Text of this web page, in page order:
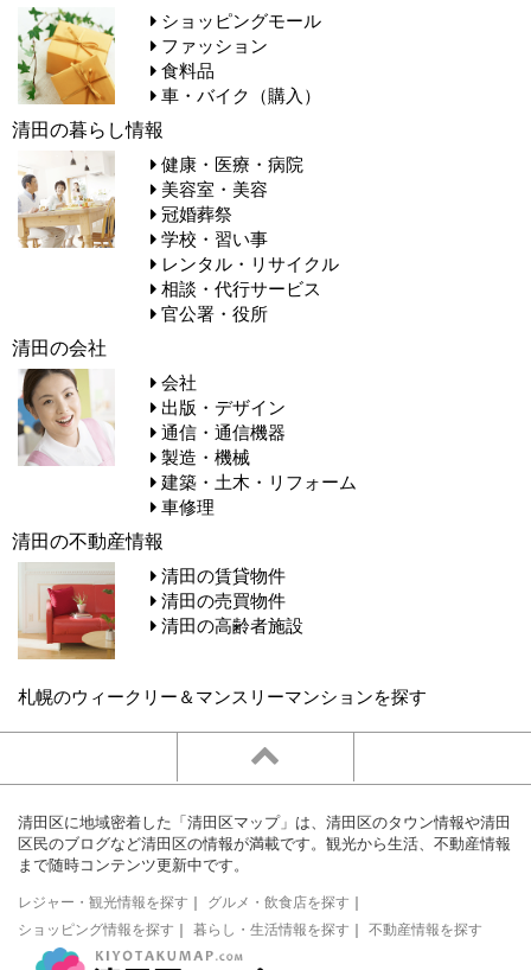
ショッピングモール
ファッション
食料品
車・バイク（購入）
清田の暮らし情報
健康・医療・病院
美容室・美容
冠婚葬祭
学校・習い事
レンタル・リサイクル
相談・代行サービス
官公署・役所
清田の会社
会社
出版・デザイン
通信・通信機器
製造・機械
建築・土木・リフォーム
車修理
清田の不動産情報
清田の賃貸物件
清田の売買物件
清田の高齢者施設
札幌のウィークリー＆マンスリーマンションを探す
清田区に地域密着した「清田区マップ」は、清田区のタウン情報や清田
区民のブログなど清田区の情報が満載です。観光から生活、不動産情報
まで随時コンテンツ更新中です。
レジャー・観光情報を探す ｜ グルメ・飲食店を探す ｜
ショッピング情報を探す ｜ 暮らし・生活情報を探す ｜ 不動産情報を探す